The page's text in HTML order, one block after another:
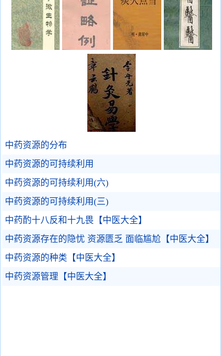
中药资源的分布
中药资源的可持续利用
中药资源的可持续利用(六)
中药资源的可持续利用(三)
中药酌十八反和十九畏【中医大全】
中药资源存在的隐忧 资源匮乏 面临尴尬【中医大全】
中药资源的种类【中医大全】
中药资源管理【中医大全】